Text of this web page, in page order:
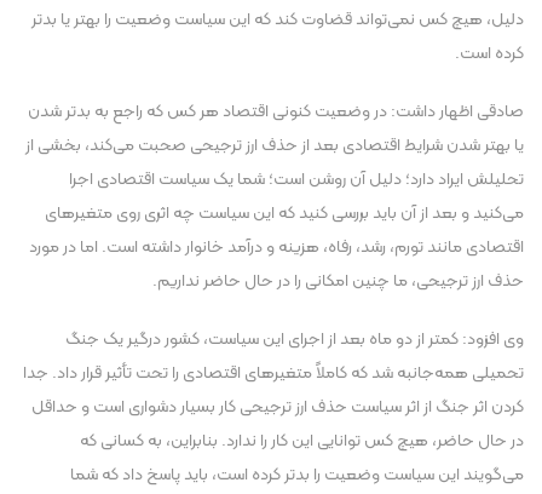
دلیل، هیچ کس نمی‌تواند قضاوت کند که این سیاست وضعیت را بهتر یا بدتر
کرده است.
صادقی اظهار داشت: در وضعیت کنونی اقتصاد هر کس که راجع به بدتر شدن
یا بهتر شدن شرایط اقتصادی بعد از حذف ارز ترجیحی صحبت می‌کند، بخشی از
تحلیلش ایراد دارد؛ دلیل آن روشن است؛ شما یک سیاست اقتصادی اجرا
می‌کنید و بعد از آن باید بررسی کنید که این سیاست چه اثری روی متغیرهای
اقتصادی مانند تورم، رشد، رفاه، هزینه و درآمد خانوار داشته است. اما در مورد
حذف ارز ترجیحی، ما چنین امکانی را در حال حاضر نداریم.
وی افزود: کمتر از دو ماه بعد از اجرای این سیاست، کشور درگیر یک جنگ
تحمیلی همه‌جانبه شد که کاملاً متغیرهای اقتصادی را تحت تأثیر قرار داد. جدا
کردن اثر جنگ از اثر سیاست حذف ارز ترجیحی کار بسیار دشواری است و حداقل
در حال حاضر، هیچ کس توانایی این کار را ندارد. بنابراین، به کسانی که
می‌گویند این سیاست وضعیت را بدتر کرده است، باید پاسخ داد که شما